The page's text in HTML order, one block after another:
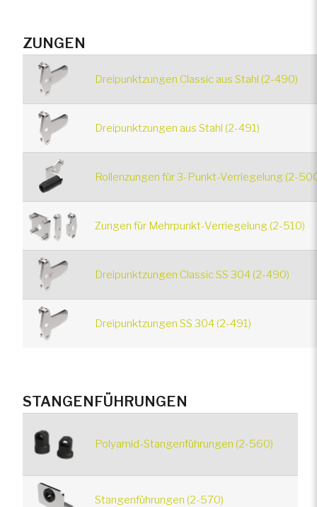
ZUNGEN
Dreipunktzungen Classic aus Stahl (2-490)
Dreipunktzungen aus Stahl (2-491)
Rollenzungen für 3-Punkt-Verriegelung (2-
Zungen für Mehrpunkt-Verriegelung (2-510)
Dreipunktzungen Classic SS 304 (2-490)
Dreipunktzungen SS 304 (2-491)
STANGENFÜHRUNGEN
Polyamid-Stangenführungen (2-560)
Stangenführungen (2-570)